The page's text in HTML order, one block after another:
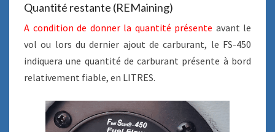
Quantité restante (REMaining)
A condition de donner la quantité présente avant le
vol ou lors du dernier ajout de carburant, le FS-450
indiquera une quantité de carburant présente à bord
relativement fiable, en LITRES.